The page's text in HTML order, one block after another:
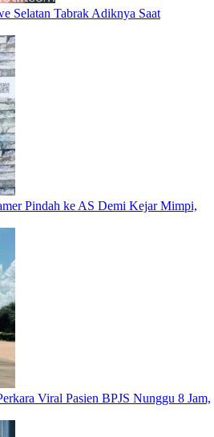
Selatan Tabrak Adiknya Saat
Pindah ke AS Demi Kejar Mimpi,
Viral Pasien BPJS Nunggu 8 Jam,